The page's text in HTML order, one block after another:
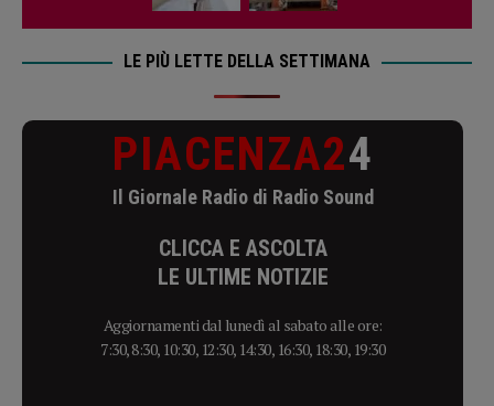
LE PIÙ LETTE DELLA SETTIMANA
PIACENZA24
Il Giornale Radio di Radio Sound
CLICCA E ASCOLTA
LE ULTIME NOTIZIE
Aggiornamenti dal lunedì al sabato alle ore:
7:30, 8:30, 10:30, 12:30, 14:30, 16:30, 18:30, 19:30